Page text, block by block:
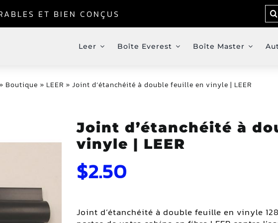
ET BIEN CONÇUS
Leer Boîte Everest Boîte Master
» Boutique » LEER » Joint d’étanchéité à double feuille en vinyle | LEER
Joint d’étanchéité à
vinyle | LEER
$2.50
Joint d’étanchéité à double feuille en vinyle